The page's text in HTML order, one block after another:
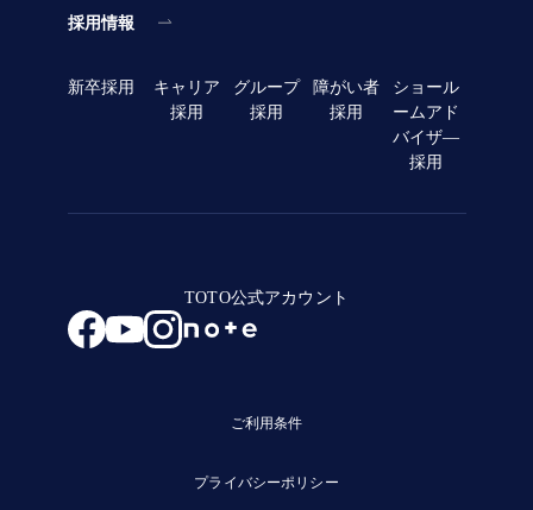
採用情報
新卒採用
キャリア
採用
グループ
採用
障がい者
採用
ショール
ームアド
バイザ―
採用
TOTO公式アカウント
ご利用条件
プライバシーポリシー